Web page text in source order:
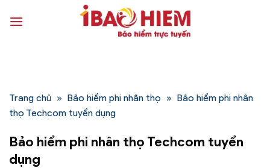
qua
Trang chủ » Bảo hiểm phi nhân thọ » Bảo hiểm phi nhân
thọ Techcom tuyển dụng
Bảo hiểm phi nhân thọ Techcom tuyển
dụng